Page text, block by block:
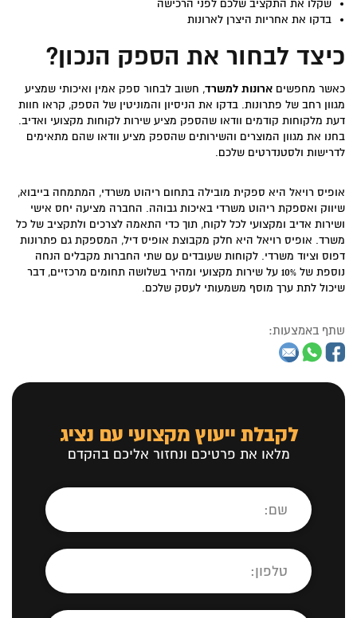
שקלו את התקציב שלכם לפני הרכישה
בדקו את אחריות היצרן לארונות
כיצד לבחור את הספק הנכון?
כאשר מחפשים ארונות למשרד, חשוב לבחור ספק אמין ואיכותי שמציע
מגוון רחב של פתרונות. בדקו את הניסיון והמוניטין של הספק, קראו חוות
דעת מלקוחות קודמים וודאו שהספק מציע שירות לקוחות מקצועי ואדיב.
בחנו את מגוון המוצרים והשירותים שהספק מציע וודאו שהם מתאימים
לדרישות ולסטנדרטים שלכם.
אופיס רויאל היא ספקית מובילה בתחום ריהוט משרדי, המתמחה בייבוא,
שיווק ואספקת ריהוט משרדי באיכות גבוהה. החברה מציעה יחס אישי
ושירות אדיב ומקצועי לכל לקוח, תוך כדי התאמה לצרכים ולתקציב של כל
משרד. אופיס רויאל היא חלק מקבוצת אופיס דיל, המספקת גם פתרונות
דפוס וציוד משרדי. לקוחות שעובדים עם שתי החברות מקבלים הנחה
נוספת של 10% על שירות מקצועי ומהיר בשלושה תחומים מרכזיים, דבר
שיכול לתת ערך מוסף משמעותי לעסק שלכם.
שתף באמצעות:
לקבלת ייעוץ מקצועי עם נציג
מלאו את פרטיכם ונחזור אליכם בהקדם